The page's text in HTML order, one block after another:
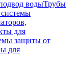
водыТрубы
для
защиты от
для